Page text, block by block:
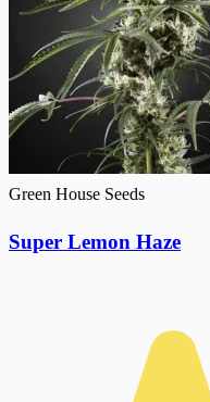
Green House Seeds
Super Lemon Haze